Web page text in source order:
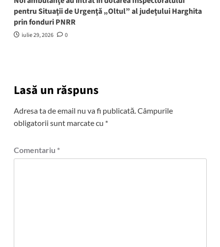
pentru Situaţii de Urgenţă „Oltul” al judeţului Harghita
prin fonduri PNRR
iulie 29, 2026 0
Lasă un răspuns
Adresa ta de email nu va fi publicată. Câmpurile
obligatorii sunt marcate cu *
Comentariu *